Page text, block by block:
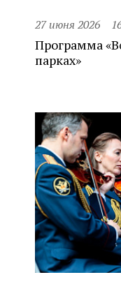
27 июня 2026
Программа
парках»